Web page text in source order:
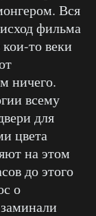
Вся
фильма
то веки
ничего.
всему
для
цвета
на этом
до этого
о